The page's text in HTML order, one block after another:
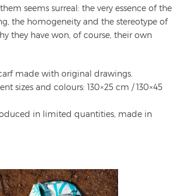
seems surreal: the very essence of the
the homogeneity and the stereotype of
they have won, of course, their own
made with original drawings.
sizes and colours: 130×25 cm / 130×45
in limited quantities, made in